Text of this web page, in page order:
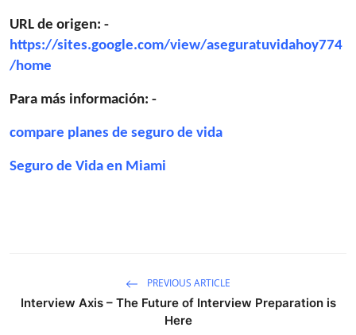
URL de origen: -
https://sites.google.com/view/aseguratuvidahoy774
/home
Para más información: -
compare planes de seguro de vida
Seguro de Vida en Miami
PREVIOUS ARTICLE
Interview Axis – The Future of Interview Preparation is
Here